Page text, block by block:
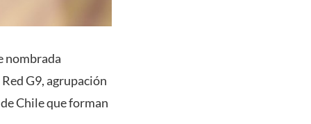
nombrada
G9, agrupación
Chile que forman